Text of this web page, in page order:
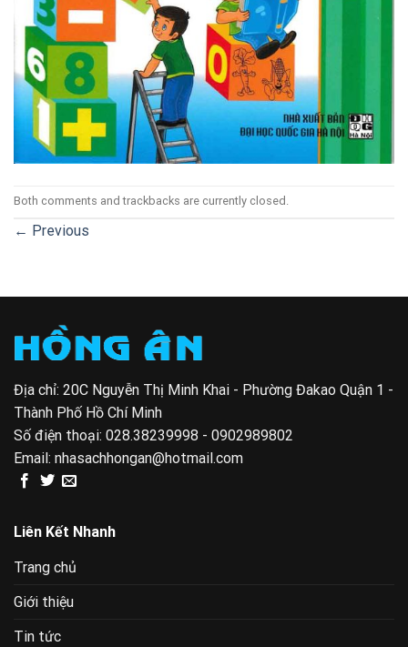
Both comments and trackbacks are currently closed.
← Previous
Địa chỉ: 20C Nguyễn Thị Minh Khai - Phường Đakao Quận 1 -
Thành Phố Hồ Chí Minh
Số điện thoại: 028.38239998 - 0902989802
Email: nhasachhongan@hotmail.com
Liên Kết Nhanh
Trang chủ
Giới thiệu
Tin tức